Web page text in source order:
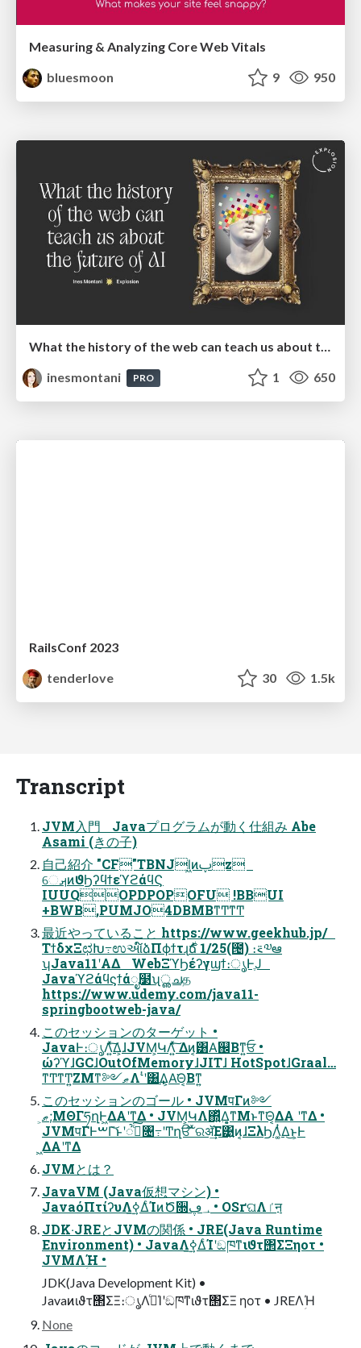
Measuring & Analyzing Core Web Vitals
bluesmoon
9 950
What the history of the web can teach us about the future of AI
inesmontani
PRO 1 650
RailsConf 2023
tenderlove
30 1.5k
Transcript
JVM⼊⾨ Javaプログラムが動く仕組み Abe
Asami (きの⼦)
⾃⼰紹介 "CF"TBNJl͖ͷࢠz
େࡕͷϑϦʔϥϯεϓϩάϥϚ
IUUQOPDPOPOFU !BBUI
+BWB,PUMJO4DBMBͳͲͳͲ
最近やっていること https://www.geekhub.jp/
ΤϯδχΞಛԽ߹ಉઆ໌ձΠϕϯτɻ࣍ճ 1/25(౔) ։࠵༧ఆ
ʮJava11ʹΑΔ WebΞϓϦέʔγϣϯ։ൃͰֶͿ
Javaϓϩάϥϛϯάೖ໳ʯൢചத
https://www.udemy.com/java11-
springbootweb-java/
このセッションのターゲット •
JavaͰ։ൃΛ͍ͯ͠Δ͕ɺJVM͕ԿΛ͍ͯ͠ Δͷ͔͸Α͘஌Βͳ͍ਓ •
ώʔϓɺGCɺOutOfMemoryɺJITɺ HotSpotɺGraal…
ͳͲͳͲ͍ΖΜͳ༻ޠΛࣖ ʹ͸͢Δ͕Α͘Θ͔Βͳ͍
このセッションのゴール • JVMपΓͷ༻
ޠ͕;ΜΘΓཧղͰ͖ΔΑ͏ʹͳΔ • JVM͕ԿΛ΍͍ͬͯΔ͔͕ͳΜͱͳ͘Θ͔ΔΑ͏ ʹͳΔ •
JVMपΓͰࠔΓ͝ͱʹૺ۰ͨ͠৔߹ʹͲ͏ղੳ͠ ͯରॲ͢Ε͹͍͍ͷ͔ɺΞλϦΛ͚ͭΔ͜ͱ͕Ͱ
͖ΔΑ͏ʹͳΔ
JVMとは？
JavaVM (Java仮想マシン) •
JavaόΠτίʔυΛ࣮ߦ͢ΔͨΊͷԾ૝؀ڥ • OSґଘΛٵऩ
JDK‧JREとJVMの関係 • JRE(Java Runtime
Environment) • JavaΛ࣮ߦ͢ΔͨΊʹඞཁͳιϑτ΢ΣΞηοτ •
JVMΛؚΉ •
JDK(Java Development Kit) •
Javaͷιϑτ΢ΣΞ։ൃΛߦ͏ͨΊʹඞཁͳιϑτ΢ΣΞ ηοτ • JREΛؚΉ
None